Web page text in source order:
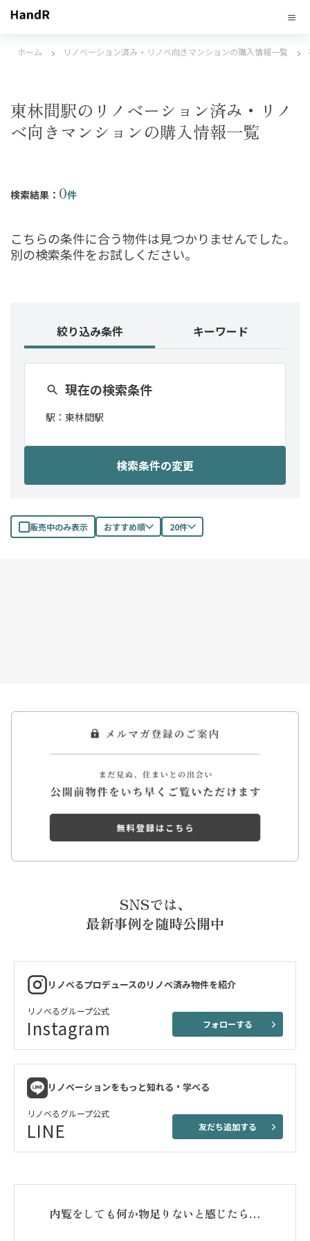
ホーム リノベーション済み・リノベ向きマンションの購入情報一覧
東林間駅のリノベーション済み・リノ
ベ向きマンションの購入情報一覧
検索結果： 0件
こちらの条件に合う物件は見つかりませんでした。
別の検索条件をお試しください。
絞り込み条件 キーワード
現在の検索条件
駅： 東林間駅
検索条件の変更
販売中のみ表示 おすすめ順 20件
SNSでは、
最新事例を随時公開中
リノベるプロデュースのリノベ済み物件を紹介
リノベるグループ公式
Instagram フォローする
リノベーションをもっと知れる・学べる
リノベるグループ公式
LINE 友だち追加する
内覧をしても何か物足りないと感じたら…